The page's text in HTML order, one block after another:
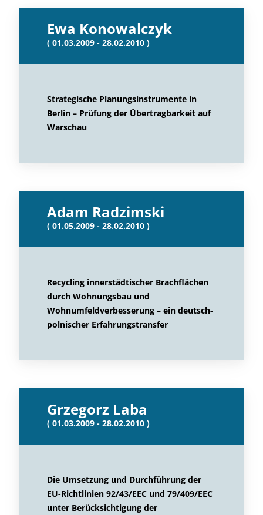
Ewa Konowalczyk
( 01.03.2009 - 28.02.2010 )
Strategische Planungsinstrumente in
Berlin – Prüfung der Übertragbarkeit auf
Warschau
Adam Radzimski
( 01.05.2009 - 28.02.2010 )
Recycling innerstädtischer Brachflächen
durch Wohnungsbau und
Wohnumfeldverbesserung – ein deutsch-
polnischer Erfahrungstransfer
Grzegorz Laba
( 01.03.2009 - 28.02.2010 )
Die Umsetzung und Durchführung der
EU-Richtlinien 92/43/EEC und 79/409/EEC
unter Berücksichtigung der